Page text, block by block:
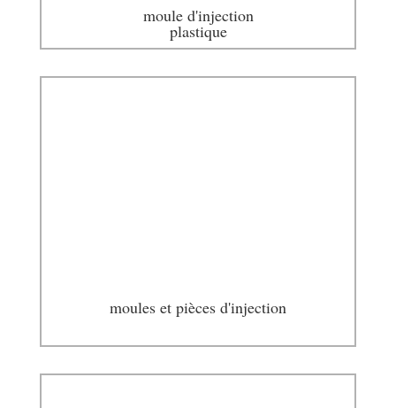
moule d'injection
plastique
moules et pièces d'injection